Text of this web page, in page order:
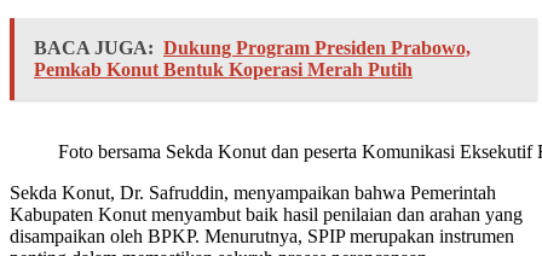
BACA JUGA: Dukung Program Presiden Prabowo,
Pemkab Konut Bentuk Koperasi Merah Putih
Foto bersama Sekda Konut dan peserta Komunikasi
Sekda Konut, Dr. Safruddin, menyampaikan bahwa Pemerintah
Kabupaten Konut menyambut baik hasil penilaian dan arahan yang
disampaikan oleh BPKP. Menurutnya, SPIP merupakan instrumen